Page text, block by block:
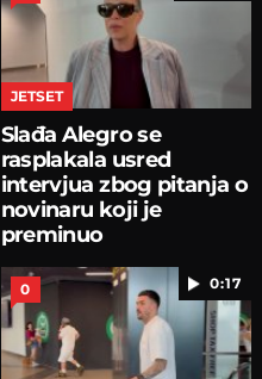
JETSET
Slađa Alegro se
rasplakala usred
intervjua zbog pitanja o
novinaru koji je
preminuo
0:17
0